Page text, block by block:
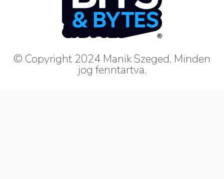
© Copyright 2024 Manik Szeged. Minden
jog fenntartva.